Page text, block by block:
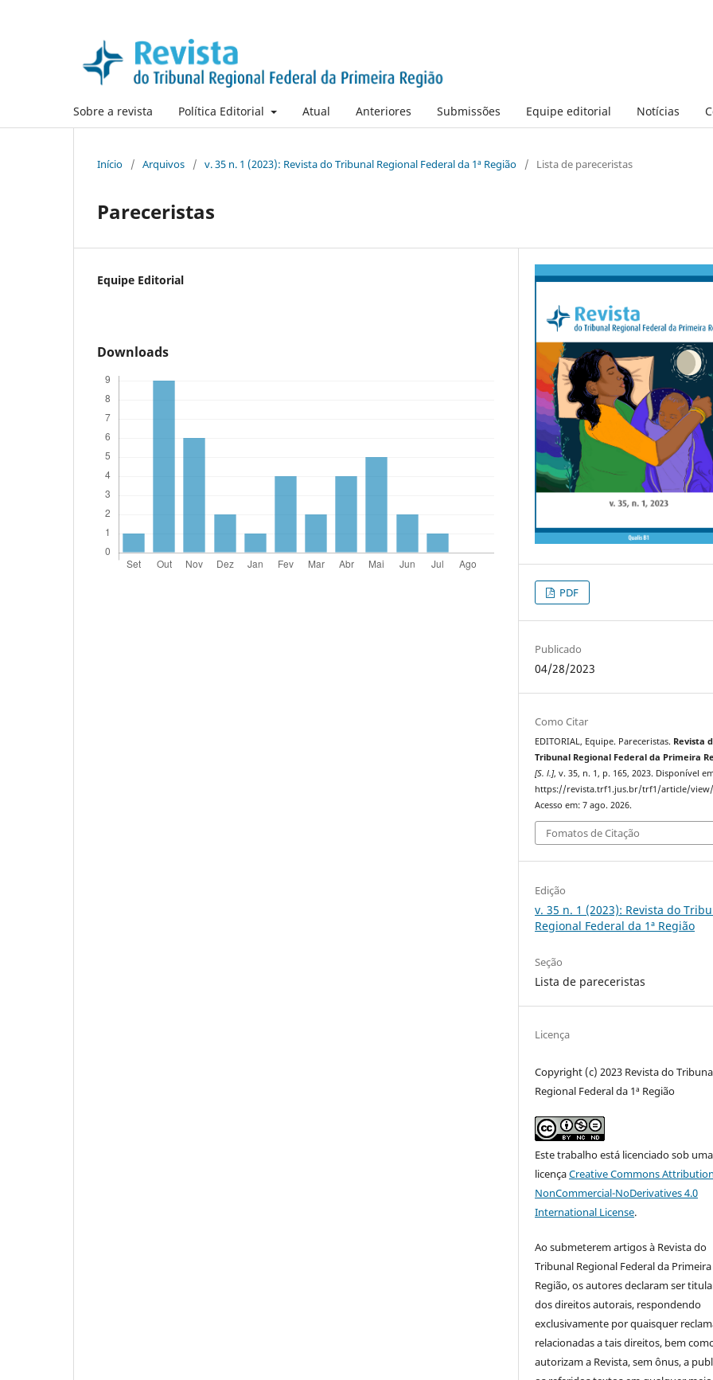
Sobre a revista Política Editorial Atual Anteriores Submissões Equipe editorial Notícias
Início / Arquivos / v. 35 n. 1 (2023): Revista do Tribunal Regional Federal da 1ª Região / Lista de pareceristas
Pareceristas
Equipe Editorial
Downloads
PDF
Publicado
04/28/2023
Como Citar
EDITORIAL, Equipe. Pareceristas. Revista
Tribunal Regional Federal da Primeira
[S. l.], v. 35, n. 1, p. 165, 2023. Disponível
https://revista.trf1.jus.br/trf1/article/view/
Acesso em: 7 ago. 2026.
Fomatos de Citação
Edição
v. 35 n. 1 (2023): Revista do
Regional Federal da 1ª Região
Seção
Lista de pareceristas
Licença
Copyright (c) 2023 Revista do
Regional Federal da 1ª Região
Este trabalho está licenciado sob uma
licençaCreative Commons
NonCommercial-NoDerivatives 4.0
International License.
Ao submeterem artigos à Revista do
Tribunal Regional Federal da Primeira
Região, os autores declaram ser
dos direitos autorais, respondendo
exclusivamente por quaisquer
relacionadas a tais direitos, bem
autorizam a Revista, sem ônus, a